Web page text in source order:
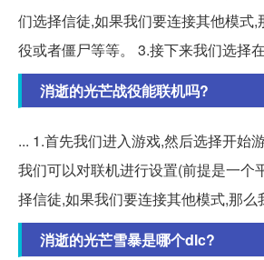
们选择信徒,如果我们要连接其他模式
役或者僵尸等等。 3.接下来我们选择在
消逝的光芒战役能联机吗?
... 1.首先我们进入游戏,然后选择开始
我们可以对联机进行设置(前提是一个
择信徒,如果我们要连接其他模式,那么
消逝的光芒雪暴是哪个dlc?